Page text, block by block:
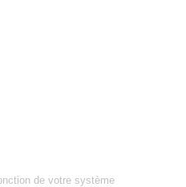
de votre système